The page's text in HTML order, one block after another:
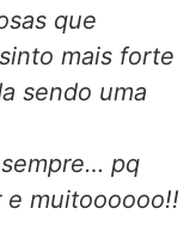
que
mais forte
sendo uma
pq
e muitoooooo!!